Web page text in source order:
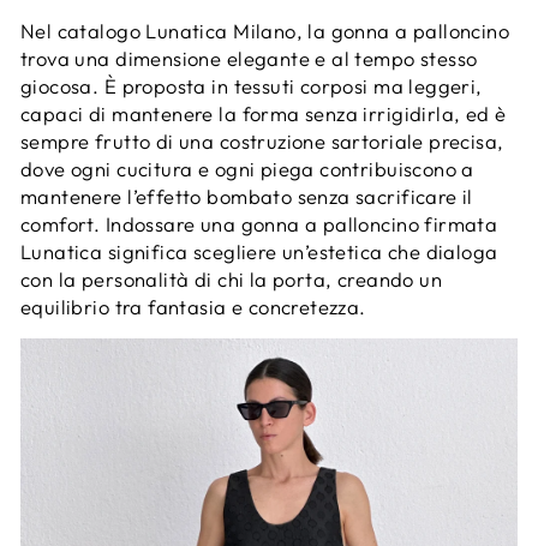
Nel catalogo Lunatica Milano, la gonna a palloncino
trova una dimensione elegante e al tempo stesso
giocosa. È proposta in tessuti corposi ma leggeri,
capaci di mantenere la forma senza irrigidirla, ed è
sempre frutto di una costruzione sartoriale precisa,
dove ogni cucitura e ogni piega contribuiscono a
mantenere l’effetto bombato senza sacrificare il
comfort. Indossare una gonna a palloncino firmata
Lunatica significa scegliere un’estetica che dialoga
con la personalità di chi la porta, creando un
equilibrio tra fantasia e concretezza.